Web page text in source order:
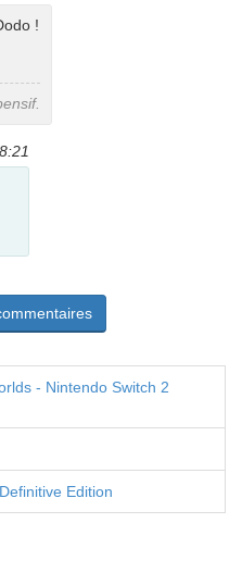
!
- Nintendo Switch 2
Edition